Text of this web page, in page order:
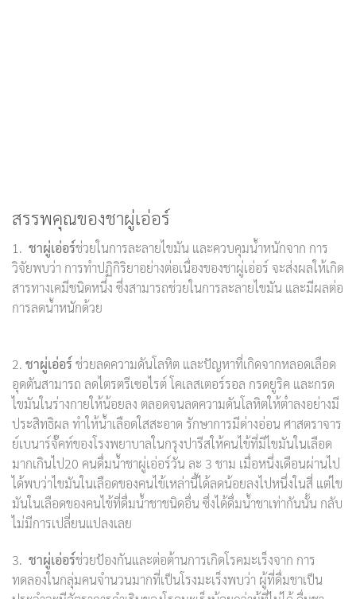
สรรพคุณของชาผู่เอ่อร์
1. ชาผู่เอ่อร์ช่วยในการละลายไขมัน และควบคุมน้ำหนักจาก การ
วิจัยพบว่า การทำปฏิกิริยาอย่างต่อเนื่องของชาผู่เอ่อร์ จะส่งผลให้เกิด
สารทางเคมีชนิดหนึ่ง ซึ่งสามารถช่วยในการละลายไขมัน และมีผลต่อ
การลดน้ำหนักด้วย
2. ชาผู่เอ่อร์ ช่วยลดความดันโลหิต และปัญหาที่เกิดจากหลอดเลือด
อุดตันสามารถ ลดไตรตรีเซอไรต์ โคเลสเตอร์รอล กรดยูริค และกรด
ไขมันในร่างกายให้น้อยลง ตลอดจนลดความดันโลหิตให้ต่ำลงอย่างมี
ประสิทธิผล ทำให้น้ำเลือดใสสะอาด รักษาการมีด่างอ่อน ศาสตราจาร
ย์เบนาร์จั๊คท์ของโรงพยาบาลในกรุงปารีสให้คนไข้ที่มีไขมันในเลือด
มากเกินไป20 คนดื่มน้ำชาผู่เอ่อร์วัน ละ 3 ชาม เมื่อหนึ่งเดือนผ่านไป
ได้พบว่าไขมันในเลือดของคนไข้เหล่านี้ได้ลดน้อยลงไปหนึ่งในสี่ แต่ไข
มันในเลือดของคนไข้ที่ดื่มน้ำชาชนิดอื่น ซึ่งได้ดื่มน้ำชาเท่ากันนั้น กลับ
ไม่มีการเปลี่ยนแปลงเลย
3. ชาผู่เอ่อร์ช่วยป้องกันและต่อต้านการเกิดโรคมะเร็งจาก การ
ทดลองในกลุ่มคนจำนวนมากที่เป็นโรงมะเร็งพบว่า ผู้ที่ดื่มชาเป็น